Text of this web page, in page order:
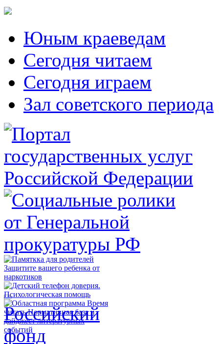
Юным краеведам
Сегодня читаем
Сегодня играем
Зал советского периода